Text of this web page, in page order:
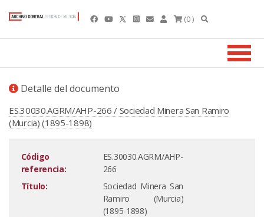
(0 )
Detalle del documento
ES.30030.AGRM/AHP-266 / Sociedad Minera San Ramiro
(Murcia) (1895-1898)
Código
referencia:
ES.30030.AGRM/AHP-
266
Título:
Sociedad Minera San
Ramiro (Murcia)
(1895-1898)